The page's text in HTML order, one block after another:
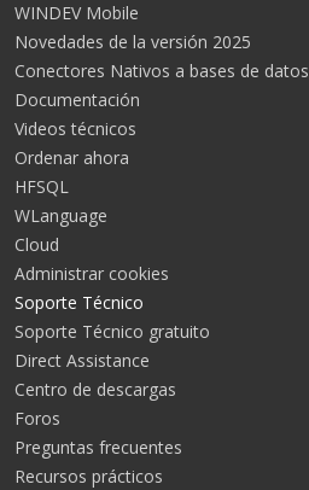
WINDEV Mobile
Novedades de la versión 2025
Conectores Nativos a bases de datos
Documentación
Videos técnicos
Ordenar ahora
HFSQL
WLanguage
Cloud
Administrar cookies
Soporte Técnico
Soporte Técnico gratuito
Direct Assistance
Centro de descargas
Foros
Preguntas frecuentes
Recursos prácticos